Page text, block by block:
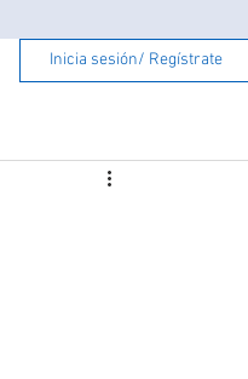
Inicia sesión/ Regístrate